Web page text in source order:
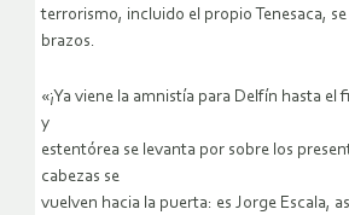
terrorismo, incluido el propio Tenesaca,
brazos.
«¡Ya viene la amnistía para Delfín hasta el
y
estentórea se levanta por sobre los
cabezas se
vuelven hacia la puerta: es Jorge Escala,